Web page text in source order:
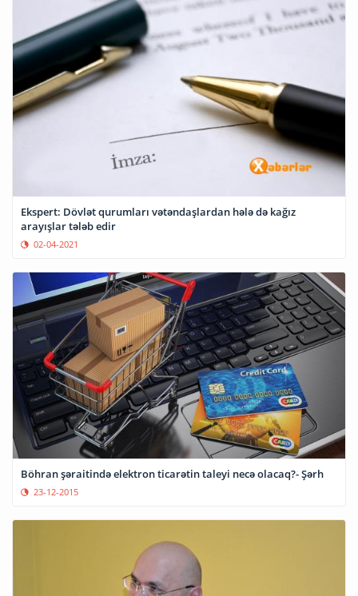
Ekspert: Dövlət qurumları vətəndaşlardan hələ də kağız
arayışlar tələb edir
02-04-2021
Böhran şəraitində elektron ticarətin taleyi necə olacaq?- Şərh
23-12-2015